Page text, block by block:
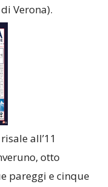
Verona).
all’11
otto
pareggi e cinque